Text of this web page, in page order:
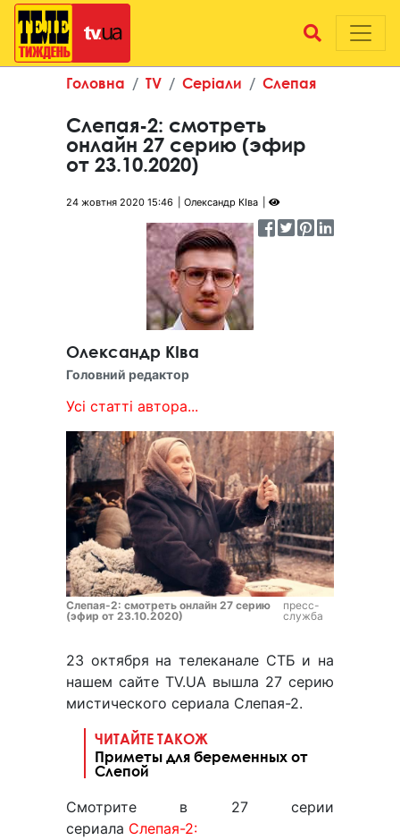
Головна TV Серіали Слепая
Слепая-2: смотреть
онлайн 27 серию (эфир
от 23.10.2020)
24 жовтня 2020 15:46 Олександр КІва
Олександр КІва
Головний редактор
Усі статті автора...
Слепая-2: смотреть онлайн 27 серию
(эфир от 23.10.2020)
пресс-
служба
23 октября на телеканале СТБ и на
нашем сайте TV.UA вышла 27 серию
мистического сериала Слепая-2.
ЧИТАЙТЕ ТАКОЖ
Приметы для беременных от
Слепой
Смотрите в 27 серии
сериала Слепая-2: